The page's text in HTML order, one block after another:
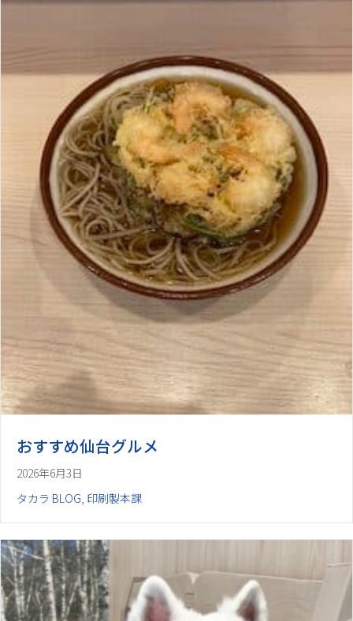
おすすめ仙台グルメ
2026年6月3日
タカラ BLOG 印刷製本課